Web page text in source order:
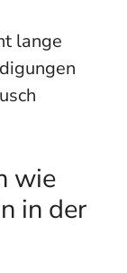
lange
wie
in der